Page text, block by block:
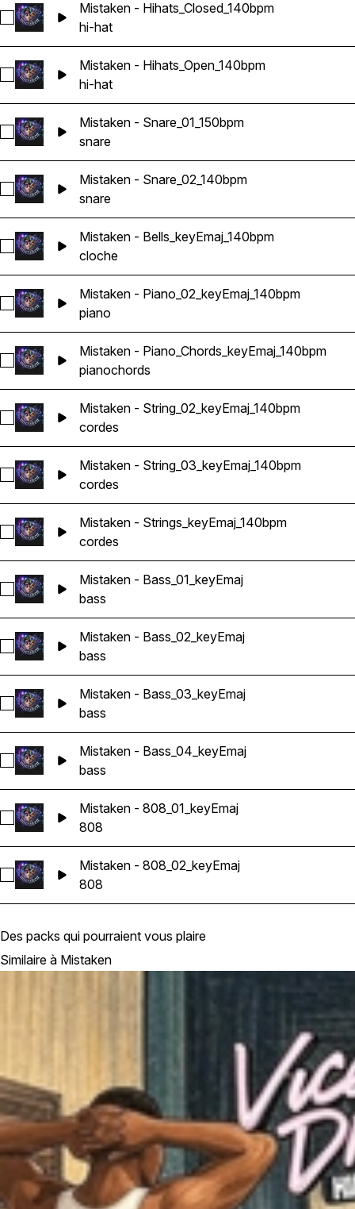
Sélectionnez Mistaken - Hihats_Closed_140bpm
Mistaken - Hihats_Closed_140bpm
hi-hat
Sélectionnez Mistaken - Hihats_Open_140bpm
Mistaken - Hihats_Open_140bpm
hi-hat
Sélectionnez Mistaken - Snare_01_150bpm
Mistaken - Snare_01_150bpm
snare
Sélectionnez Mistaken - Snare_02_140bpm
Mistaken - Snare_02_140bpm
snare
Sélectionnez Mistaken - Bells_keyEmaj_140bpm
Mistaken - Bells_keyEmaj_140bpm
cloche
Sélectionnez Mistaken - Piano_02_keyEmaj_140bpm
Mistaken - Piano_02_keyEmaj_140bpm
piano
Sélectionnez Mistaken - Piano_Chords_keyEmaj_140bpm
Mistaken - Piano_Chords_keyEmaj_140bpm
pianochords
Sélectionnez Mistaken - String_02_keyEmaj_140bpm
Mistaken - String_02_keyEmaj_140bpm
cordes
Sélectionnez Mistaken - String_03_keyEmaj_140bpm
Mistaken - String_03_keyEmaj_140bpm
cordes
Sélectionnez Mistaken - Strings_keyEmaj_140bpm
Mistaken - Strings_keyEmaj_140bpm
cordes
Sélectionnez Mistaken - Bass_01_keyEmaj
Mistaken - Bass_01_keyEmaj
bass
Sélectionnez Mistaken - Bass_02_keyEmaj
Mistaken - Bass_02_keyEmaj
bass
Sélectionnez Mistaken - Bass_03_keyEmaj
Mistaken - Bass_03_keyEmaj
bass
Sélectionnez Mistaken - Bass_04_keyEmaj
Mistaken - Bass_04_keyEmaj
bass
Sélectionnez Mistaken - 808_01_keyEmaj
Mistaken - 808_01_keyEmaj
808
Sélectionnez Mistaken - 808_02_keyEmaj
Mistaken - 808_02_keyEmaj
808
Des packs qui pourraient vous plaire
Similaire à Mistaken